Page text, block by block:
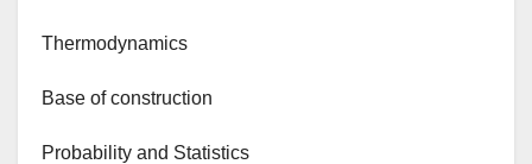
Thermodynamics
Base of construction
Probability and Statistics